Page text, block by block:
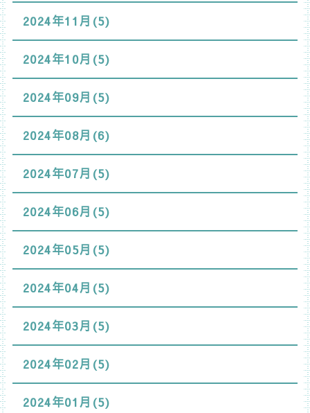
2024年11月(5)
2024年10月(5)
2024年09月(5)
2024年08月(6)
2024年07月(5)
2024年06月(5)
2024年05月(5)
2024年04月(5)
2024年03月(5)
2024年02月(5)
2024年01月(5)